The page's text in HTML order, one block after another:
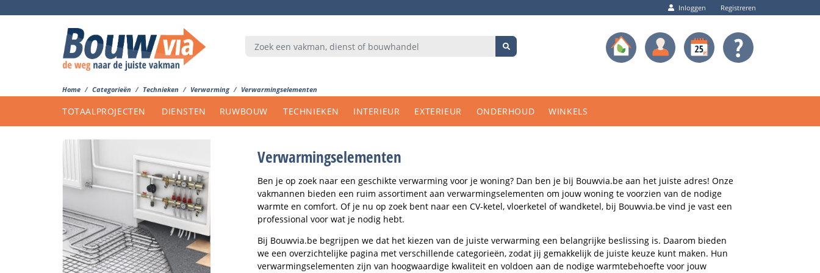
Inloggen Registreren
Home Categorieën Technieken Verwarming Verwarmingselementen
TOTAALPROJECTEN DIENSTEN RUWBOUW TECHNIEKEN INTERIEUR EXTERIEUR ONDERHOUD WINKELS
Verwarmingselementen
Ben je op zoek naar een geschikte verwarming voor je woning? Dan ben je bij Bouwvia.be aan het juiste adres! Onze
vakmannen bieden een ruim assortiment aan verwarmingselementen om jouw woning te voorzien van de nodige
warmte en comfort. Of je nu op zoek bent naar een CV-ketel, vloerketel of wandketel, bij Bouwvia.be vind je vast een
professional voor wat je nodig hebt.
Bij Bouwvia.be begrijpen we dat het kiezen van de juiste verwarming een belangrijke beslissing is. Daarom bieden
we een overzichtelijke pagina met verschillende categorieën, zodat jij gemakkelijk de juiste keuze kunt maken. Hun
verwarmingselementen zijn van hoogwaardige kwaliteit en voldoen aan de nodige warmtebehoefte voor jouw